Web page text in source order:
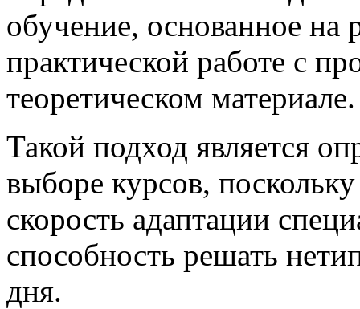
обучение, основанное на
практической работе с
теоретическом материале.
Такой подход является
выборе курсов,
скорость адаптации
способность решать
дня.